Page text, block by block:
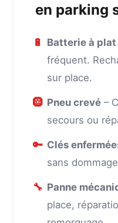
en parking
🔋 Batterie à plat
fréquent.
sur place.
🛞 Pneu crevé –
secours ou
🔑 Clés
sans
🔧 Panne
place,